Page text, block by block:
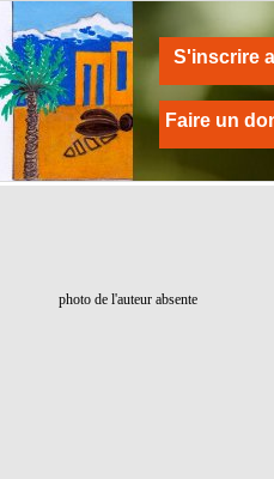
S'inscrire
Faire un
photo de l'auteur absente